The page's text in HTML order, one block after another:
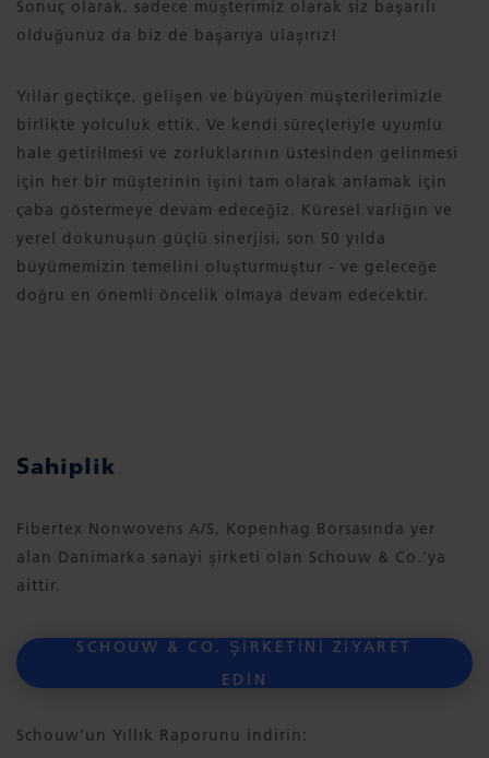
Sonuç olarak, sadece müşterimiz olarak siz başarılı
olduğunuz da biz de başarıya ulaşırız!
Yıllar geçtikçe, gelişen ve büyüyen müşterilerimizle
birlikte yolculuk ettik. Ve kendi süreçleriyle uyumlu
hale getirilmesi ve zorluklarının üstesinden gelinmesi
için her bir müşterinin işini tam olarak anlamak için
çaba göstermeye devam edeceğiz. Küresel varlığın ve
yerel dokunuşun güçlü sinerjisi, son 50 yılda
büyümemizin temelini oluşturmuştur - ve geleceğe
doğru en önemli öncelik olmaya devam edecektir.
Sahiplik
Fibertex Nonwovens A/S, Kopenhag Borsasında yer
alan Danimarka sanayi şirketi olan Schouw & Co.'ya
aittir.
SCHOUW & CO. ŞIRKETINI ZIYARET
EDIN
Schouw’un Yıllık Raporunu indirin: